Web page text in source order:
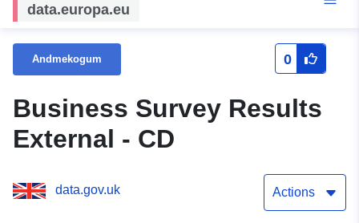
data.europa.eu
Andmekogum 0
Business Survey Results
External - CD
data.gov.uk Actions